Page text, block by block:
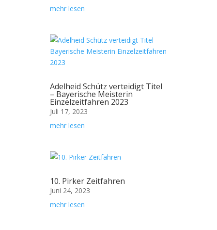
mehr lesen
Adelheid Schütz verteidigt Titel
– Bayerische Meisterin
Einzelzeitfahren 2023
Juli 17, 2023
mehr lesen
10. Pirker Zeitfahren
Juni 24, 2023
mehr lesen